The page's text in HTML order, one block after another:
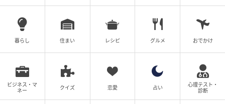
込むと、必要額が見えやすくなります。不足が見込ま
れる場合は、預貯金の確保、生命保険の見直し、住居
費の圧縮、働けるうちの収入確保などを検討する必要
老後の年金は、夫婦合算の金額だけで判断すると危険
です。本当に確認すべきなのは、「一人になった後も
生活を維持できるか」です。配偶者の死亡後の年金額
暮らし 住まい レシピ グルメ おでかけ
ビジネス・マ
ネー
クイズ 恋愛 占い
心理テスト・
診断